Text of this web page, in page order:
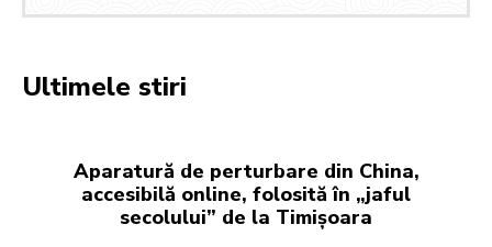
Ultimele stiri
Aparatură de perturbare din China,
accesibilă online, folosită în „jaful
secolului” de la Timișoara